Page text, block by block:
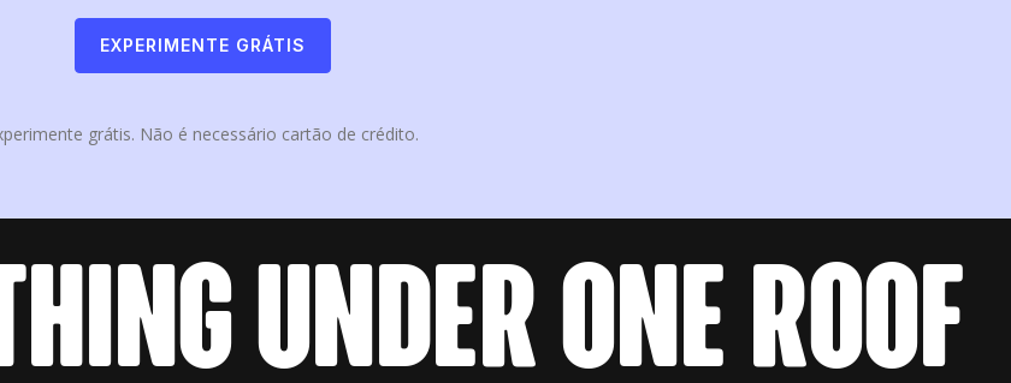
EXPERIMENTE GRÁTIS
grátis. Não é necessário cartão de crédito.
under one roof